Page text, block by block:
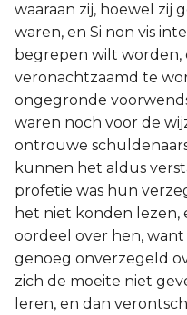
waaraan zij, hoewel zij
waren, en Si non vis
begrepen wilt worden,
veronachtzaamd te
ongegronde
waren noch voor de
ontrouwe
kunnen het aldus
profetie was hun
het niet konden lezen,
oordeel over hen,
genoeg onverzegeld
zich de moeite niet
leren, en dan